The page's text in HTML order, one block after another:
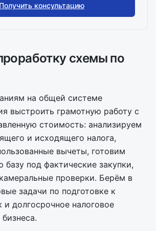
Получить консультацию
схемы по
на общей системе
выстроить грамотную работу с
стоимость: анализируем
и исходящего налога,
вычеты, готовим
базу под фактические закупки,
проверки. Берём в
задачи по подготовке к
и долгосрочное налоговое